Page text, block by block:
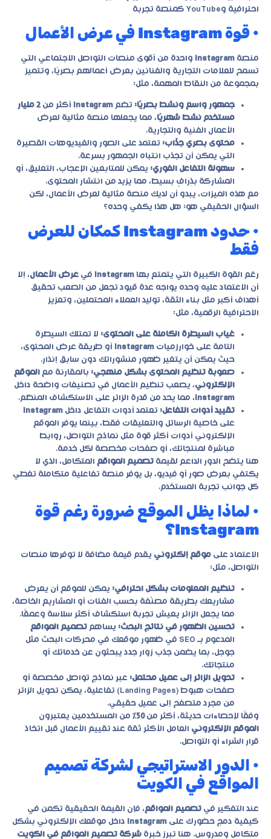
احترافية وYouTube كمنصة تجربة
• قوة Instagram في عرض الأعمال
منصة Instagram واحدة من أقوى منصات التواصل الاجتماعي التي
تسمح للعلامات التجارية والفنانين بعرض أعمالهم بصريًا، وتتميز
بمجموعة من النقاط المهمة، مثل:
جمهور واسع ونشط بصريًا: تضم Instagram أكثر من
2 مليار
مستخدم نشط شهريًا، مما يجعلها منصة مثالية لعرض
الأعمال الفنية والتجارية.
محتوى بصري جذّاب: تعتمد على الصور والفيديوهات القصيرة
التي يمكن أن تجذب انتباه الجمهور بسرعة.
سهولة التفاعل الفوري: يمكن للمتابعين الإعجاب، التعليق، أو
المشاركة بذِرَافٍ بسيط، مما يزيد من انتشار المحتوى.
مع هذه الميزات، يبدو أن لديك منصة مثالية لعرض الأعمال، لكن
السؤال الحقيقي هو: هل هذا يكفي وحده؟
• حدود Instagram كمكان للعرض
فقط
رغم القوة الكبيرة التي يتمتع بها Instagram في عرض الأعمال، إلا
أن الاعتماد عليه وحده يواجه عدة قيود تجعل من الصعب تحقيق
أهداف أكبر مثل بناء الثقة، توليد العملاء المحتملين، وتعزيز
الاحترافية الرقمية، مثل:
غياب السيطرة الكاملة على المحتوى: لا تمتلك السيطرة
التامة على خوارزميات Instagram أو طريقة عرض المحتوى،
حيث يمكن أن يتغير ظهور منشوراتك دون سابق إنذار.
صعوبة تنظيم المحتوى بشكل منهجي: بالمقارنة مع الموقع
الإلكتروني، يصعب تنظيم الأعمال في تصنيفات واضحة داخل
Instagram، مما يحد من قدرة الزائر على الاستكشاف المنظم.
تقييد أدوات التفاعل: تعتمد أدوات التفاعل داخل Instagram
على خاصية الرسائل والتعليقات فقط، بينما يوفر الموقع
الإلكتروني أدوات أكثر قوة مثل نماذج التواصل، روابط
مباشرة لمنتجاتك، أو صفحات مخصصة لكل خدمة.
هنا يتضح الدور الداعم لقيمة تصميم المواقع المتكامل، الذي لا
يكتفي بعرض صور أو فيديو، بل يوفر منصة تفاعلية متكاملة تغطي
كل جوانب تجربة المستخدم.
• لماذا يظل الموقع ضرورة رغم قوة
Instagram؟
الاعتماد على موقع إلكتروني يقدم قيمة مضافة لا توفرها منصات
التواصل، مثل:
تنظيم المعلومات بشكل احترافي: يمكن للموقع أن يعرض
مشاريعك بطريقة مصنّفة بحسب الفئات أو المشاريع الخاصة،
مما يجعل الزائر يعيش تجربة استكشاف أكثر سلاسة وعمقًا.
تحسين الظهور في نتائج البحث: يساهم تصميم المواقع
المدعوم بـ SEO في ظهور موقعك في محركات البحث مثل
جوجل، بما يضمن جذب زوار جدد يبحثون عن خدماتك أو
منتجاتك.
تحويل الزائر إلى عميل محتمل: عبر نماذج تواصل مخصصة أو
صفحات هبوط (Landing Pages) تفاعلية، يمكن تحويل الزائر
من مجرد متصفح إلى عميل حقيقي.
وفقًا لإحصاءات حديثة، أكثر من50%
من المستخدمين يعتبرون
الموقع الإلكتروني العامل الأكثر ثقة عند تقييم الأعمال قبل اتخاذ
قرار الشراء أو التواصل.
• الدور الاستراتيجي لشركة تصميم
المواقع في الكويت
عند التفكير في تصميم المواقع، فإن القيمة الحقيقية تكمن في
كيفية دمج حضورك على Instagram داخل موقعك الإلكتروني بشكل
متكامل ومدروس. هنا تبرز خبرة شركة تصميم المواقع في الكويت